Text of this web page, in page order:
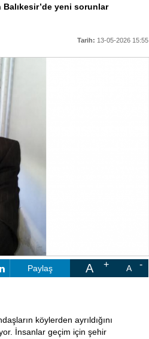
Balıkesir’de yeni sorunlar
Tarih: 13-05-2026 15:55
Paylaş A A
köylerden ayrıldığını
İnsanlar geçim için şehir